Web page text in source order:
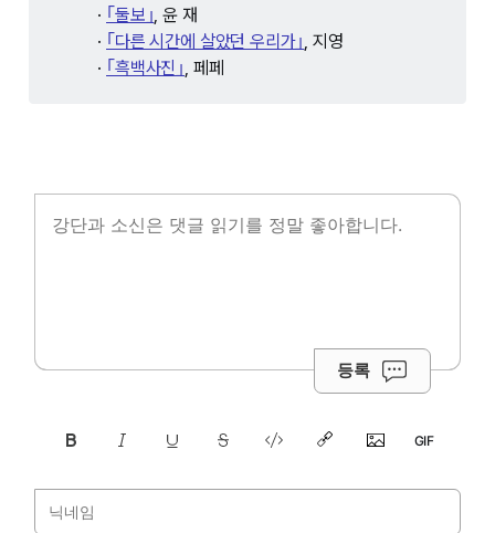
· ｢둘보｣, 윤 재
· ｢다른 시간에 살았던 우리가｣, 지영
· ｢흑백사진｣, 페페
등록